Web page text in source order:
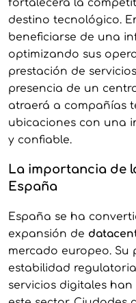
fortalecerá la
destino tecnológico.
beneficiarse de una
optimizando sus
prestación de
presencia de un
atraerá a compañías
ubicaciones con una
y confiable.
La importancia de
España
España se ha
expansión de
mercado europeo. Su
estabilidad
servicios digitales